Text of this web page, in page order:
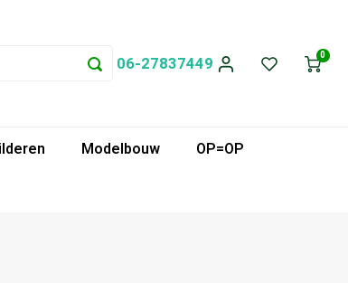
06-27837449 0
Modelbouw
OP=OP